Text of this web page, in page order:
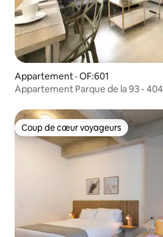
Appartement · OF:601
Appartement Parque de la 93 - 404
Coup de cœur voyageurs
Coup de cœur voyageurs